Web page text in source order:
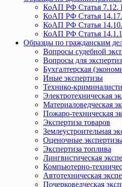
КоАП РФ Статья 7.12.
КоАП РФ Статья
КоАП РФ Статья 14.10.
КоАП РФ Статья
Образцы по гражданским
Вопросы судебной
Вопросы для
Бухгалтерская
Иные экспертизы
Технико-
Электротехническая
Материаловедческая
Пожаро-техническая
Экспертиза товаров
Землеустроительная
Оценочные
Экспертиза топлива
Лингвистическая
Компьютерно-
Автотехническая
Почерковедческая